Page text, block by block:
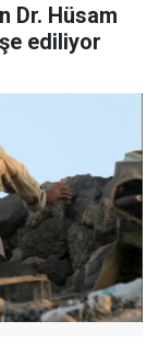
Dr. Hüsam
ediliyor